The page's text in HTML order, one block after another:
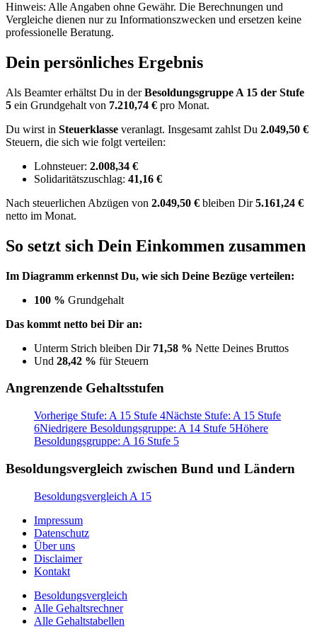
Hinweis: Alle Angaben ohne Gewähr. Die Berechnungen und
Vergleiche dienen nur zu Informationszwecken und ersetzen keine
professionelle Beratung.
Dein persönliches Ergebnis
Als Beamter erhältst Du in derBesoldungsgruppe A 15 der Stufe
5 ein Grundgehalt von 7.210,74 € pro Monat.
Du wirst in Steuerklasse veranlagt. Insgesamt zahlst Du 2.049,50 €
Steuern, die sich wie folgt verteilen:
Lohnsteuer: 2.008,34 €
Solidaritätszuschlag: 41,16 €
Nach steuerlichen Abzügen von 2.049,50 € bleiben Dir5.161,24 €
netto im Monat.
So setzt sich Dein Einkommen zusammen
Im Diagramm erkennst Du, wie sich Deine Bezüge verteilen:
100 % Grundgehalt
Das kommt netto bei Dir an:
Unterm Strich bleiben Dir 71,58 % Nette Deines Bruttos
Und 28,42 % für Steuern
Angrenzende Gehaltsstufen
Vorherige Stufe: A 15 Stufe 4Nächste Stufe: A 15 Stufe
6Niedrigere Besoldungsgruppe: A 14 Stufe 5Höhere
Besoldungsgruppe: A 16 Stufe 5
Besoldungsvergleich zwischen Bund und Ländern
Besoldungsvergleich A 15
Impressum
Datenschutz
Über uns
Disclaimer
Kontakt
Besoldungsvergleich
Alle Gehaltsrechner
Alle Gehaltstabellen